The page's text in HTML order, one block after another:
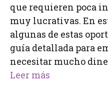
que requieren poca
muy lucrativas. En
algunas de estas
guía detallada para
necesitar mucho
Leer más